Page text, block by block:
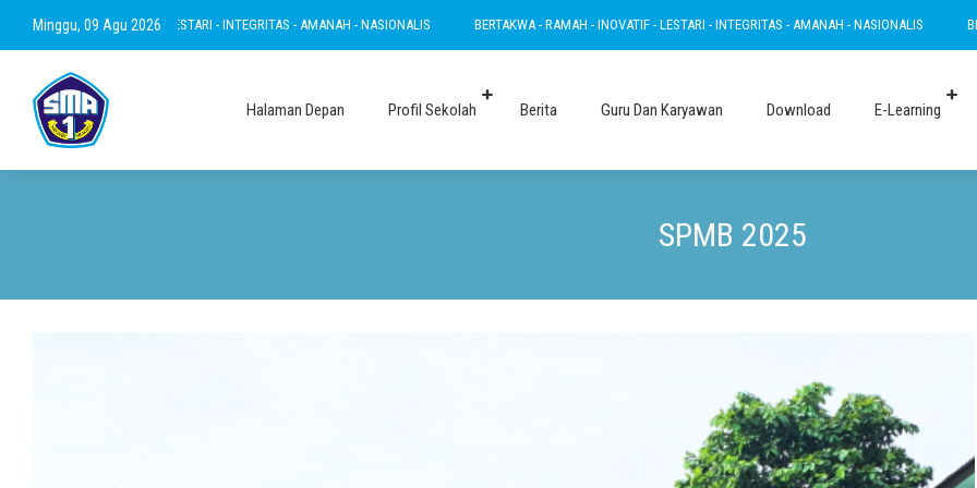
Minggu, 09 Agu 2026
RAMAH - INOVATIF - LESTARI - INTEGRITAS - AMANAH - NASIONALIS BERTAKWA - RAMAH - INOVATIF - LESTARI - INTEGRITAS - AMANAH - NASIONALIS
Halaman Depan Profil Sekolah Berita Guru Dan Karyawan Download E-Learning
SPMB 2025